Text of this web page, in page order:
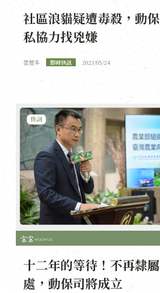
社區浪貓疑遭毒殺，動
私協力找兇嫌
張愷丰 即時快訊 2023/05/24
十二年的等待！不再隸
處，動保司將成立